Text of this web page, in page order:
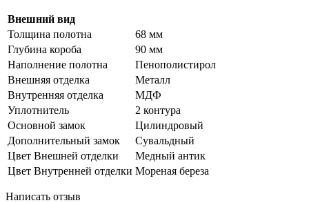
Внешний вид
Толщина полотна
68 мм
Глубина короба
90 мм
Наполнение полотна
Пенополистирол
Внешняя отделка
Металл
Внутренняя отделка
МДФ
Уплотнитель
2 контура
Основной замок
Цилиндровый
Дополнительный замок
Сувальдный
Цвет Внешней отделки
Медный антик
Цвет Внутренней отделки Мореная береза
Написать отзыв